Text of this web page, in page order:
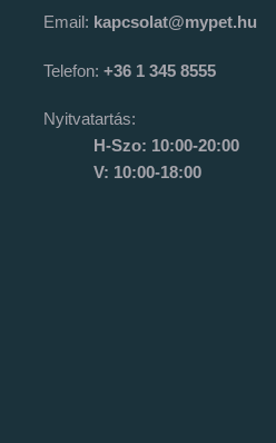
Email: kapcsolat@mypet.hu
Telefon: +36 1 345 8555
Nyitvatartás:
H-Szo: 10:00-20:00
V: 10:00-18:00